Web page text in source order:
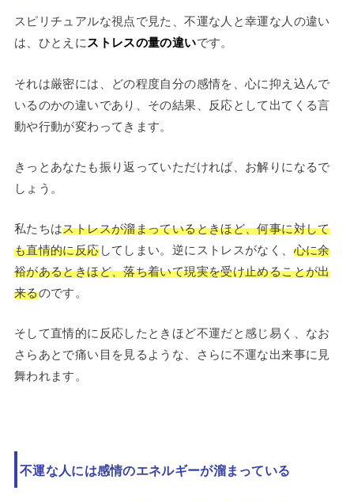
スピリチュアルな視点で見た、不運な人と幸運な人の違い
は、ひとえにストレスの量の違いです。
それは厳密には、どの程度自分の感情を、心に抑え込んで
いるのかの違いであり、その結果、反応として出てくる言
動や行動が変わってきます。
きっとあなたも振り返っていただければ、お解りになるで
しょう。
私たちはストレスが溜まっているときほど、何事に対して
も直情的に反応してしまい。逆にストレスがなく、 心に余
裕があるときほど、落ち着いて現実を受け止めることが出
来るのです。
そして直情的に反応したときほど不運だと感じ易く、なお
さらあとで痛い目を見るような、さらに不運な出来事に見
舞われます。
不運な人には感情のエネルギーが溜まっている